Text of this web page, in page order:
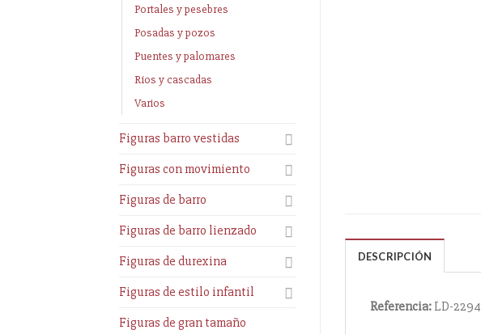
Portales y pesebres
Posadas y pozos
Puentes y palomares
Ríos y cascadas
Varios
Figuras barro vestidas
Figuras con movimiento
Figuras de barro
Figuras de barro lienzado
Figuras de durexina
Figuras de estilo infantil
Figuras de gran tamaño
DESCRIPCIÓN
Referencia:LD-2294